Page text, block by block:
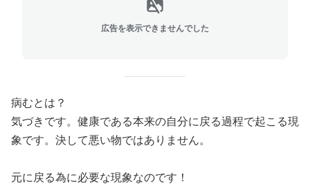
広告を表示できませんでした
病むとは？
気づきです。健康である本来の自分に戻る過程で起こる現
象です。決して悪い物ではありません。
元に戻る為に必要な現象なのです！